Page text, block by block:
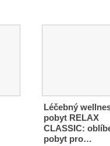
Léčebný
pobyt RELAX
CLASSIC:
pobyt pro…